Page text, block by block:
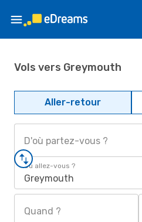
Vols vers Greymouth
Aller-retour
D'où partez-vous ?
Où allez-vous ?
Greymouth
Quand ?